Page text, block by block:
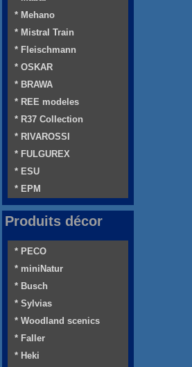
* Mehano
* Mistral Train
* Fleischmann
* OSKAR
* BRAWA
* REE modeles
* R37 Collection
* RIVAROSSI
* FULGUREX
* ESU
* EPM
Produits décor
* PECO
* miniNatur
* Busch
* Sylvias
* Woodland scenics
* Faller
* Heki